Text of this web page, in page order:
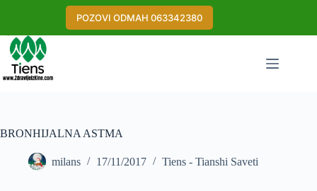
POZOVI ODMAH 063342380
BRONHIJALNA ASTMA
milans 17/11/2017 Tiens - Tianshi Saveti